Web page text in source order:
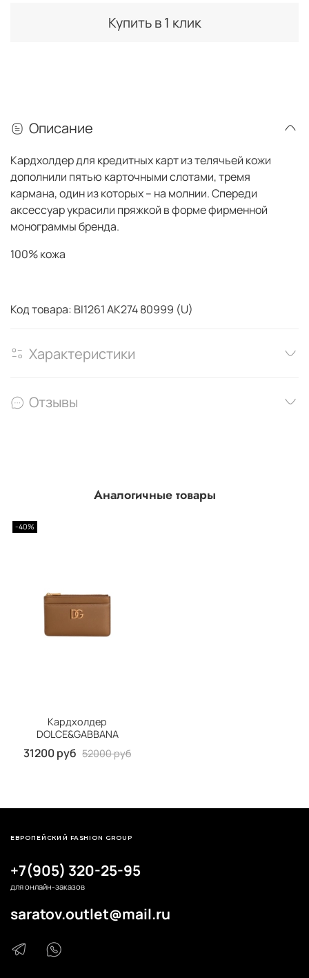
Купить в 1 клик
Описание
Кардхолдер для кредитных карт из телячьей кожи
дополнили пятью карточными слотами, тремя
кармана, один из которых – на молнии. Спереди
аксессуар украсили пряжкой в форме фирменной
монограммы бренда.
100% кожа
Код товара: BI1261 AK274 80999 (U)
Характеристики
Отзывы
Аналогичные товары
-40%
Кардхолдер
DOLCE&GABBANA
31200 руб 52000 руб
+7(905) 320-25-95
для онлайн-заказов
saratov.outlet@mail.ru
ЕВРОПЕЙСКИЙ FASHION GROUP